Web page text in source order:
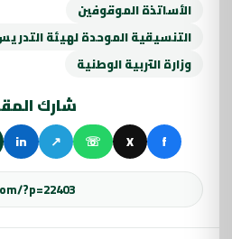
الأساتذة الموقوفين
التنسيقية الموحدة لهيئة
وزارة التربية الوطنية
شارك
f
X
☏
↗
in